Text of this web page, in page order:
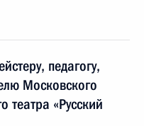
педагогу,
Московского
театра «Русский